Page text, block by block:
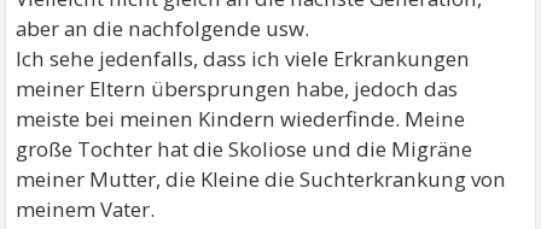
aber an die nachfolgende usw.
Ich sehe jedenfalls, dass ich viele Erkrankungen
meiner Eltern übersprungen habe, jedoch das
meiste bei meinen Kindern wiederfinde. Meine
große Tochter hat die Skoliose und die Migräne
meiner Mutter, die Kleine die Suchterkrankung von
meinem Vater.